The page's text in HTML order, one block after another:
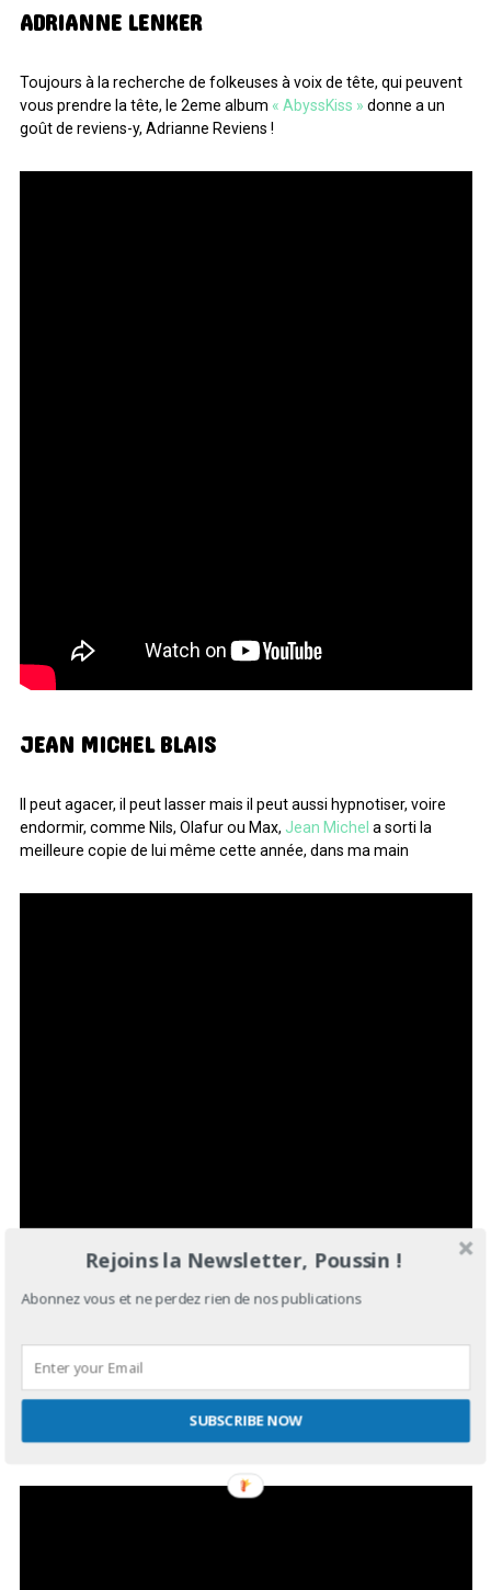
ADRIANNE LENKER
Toujours à la recherche de folkeuses à voix de tête, qui peuvent
vous prendre la tête, le 2eme album « AbyssKiss » donne a un
goût de reviens-y, Adrianne Reviens !
JEAN MICHEL BLAIS
Il peut agacer, il peut lasser mais il peut aussi hypnotiser, voire
endormir, comme Nils, Olafur ou Max, Jean Michel a sorti la
meilleure copie de lui même cette année, dans ma main
MARISSA NADLER
En tant que fan inconditionnel et sans retenue, ce serait péché
que de pas mentionner son dernier opus « For My crimes »,
toujours aussi succulent
Rejoins la Newsletter, Poussin !
Abonnez vous et ne perdez rien de nos publications
SUBSCRIBE NOW